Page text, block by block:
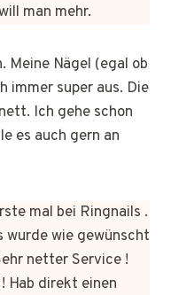
man mehr.
Meine Nägel (egal ob
immer super aus. Die
Ich gehe schon
es auch gern an
mal bei Ringnails .
wurde wie gewünscht
netter Service !
Hab direkt einen